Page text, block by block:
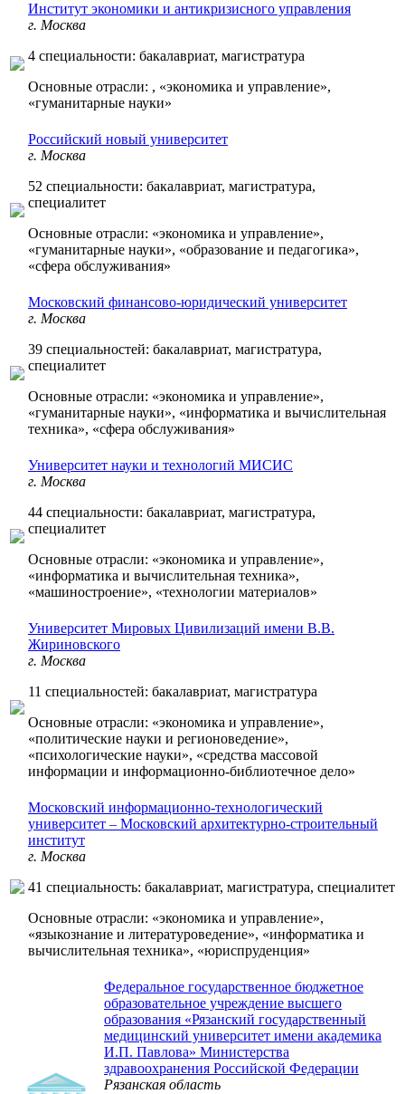
Институт экономики и антикризисного управления
г. Москва
4 специальности: бакалавриат, магистратура
Основные отрасли: , «экономика и управление»,
«гуманитарные науки»
Российский новый университет
г. Москва
52 специальности: бакалавриат, магистратура,
специалитет
Основные отрасли: «экономика и управление»,
«гуманитарные науки», «образование и педагогика»,
«сфера обслуживания»
Московский финансово-юридический университет
г. Москва
39 специальностей: бакалавриат, магистратура,
специалитет
Основные отрасли: «экономика и управление»,
«гуманитарные науки», «информатика и вычислительная
техника», «сфера обслуживания»
Университет науки и технологий МИСИС
г. Москва
44 специальности: бакалавриат, магистратура,
специалитет
Основные отрасли: «экономика и управление»,
«информатика и вычислительная техника»,
«машиностроение», «технологии материалов»
Университет Мировых Цивилизаций имени В.В.
Жириновского
г. Москва
11 специальностей: бакалавриат, магистратура
Основные отрасли: «экономика и управление»,
«политические науки и регионоведение»,
«психологические науки», «средства массовой
информации и информационно-библиотечное дело»
Московский информационно-технологический
университет – Московский архитектурно-строительный
институт
г. Москва
41 специальность: бакалавриат, магистратура, специалитет
Основные отрасли: «экономика и управление»,
«языкознание и литературоведение», «информатика и
вычислительная техника», «юриспруденция»
Федеральное государственное бюджетное
образовательное учреждение высшего
образования «Рязанский государственный
медицинский университет имени академика
И.П. Павлова» Министерства
здравоохранения Российской Федерации
Рязанская область